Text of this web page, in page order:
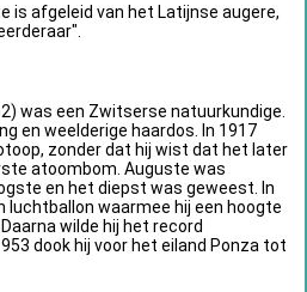
is afgeleid van het Latijnse augere,
was een Zwitserse natuurkundige.
en weelderige haardos. In 1917
zonder dat hij wist dat het later
atoombom. Auguste was
en het diepst was geweest. In
luchtballon waarmee hij een hoogte
wilde hij het record
dook hij voor het eiland Ponza tot